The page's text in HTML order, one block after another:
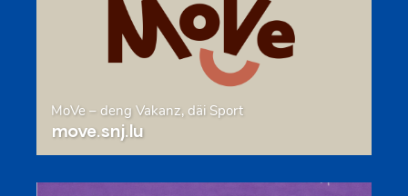
MoVe – deng Vakanz, däi Sport
move.snj.lu